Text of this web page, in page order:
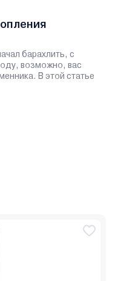
барахлить, с
возможно, вас
В этой статье